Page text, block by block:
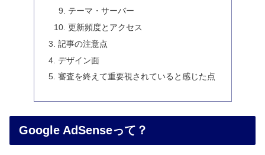
テーマ・サーバー
更新頻度とアクセス
記事の注意点
デザイン面
審査を終えて重要視されていると感じた点
Google AdSenseって？